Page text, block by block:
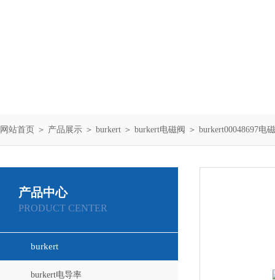
网站首页 ＞ 产品展示 ＞ burkert ＞ burkert电磁阀 ＞ burkert00048697电
产品中心
PRODUCT CENTER
burkert
burkert电导率